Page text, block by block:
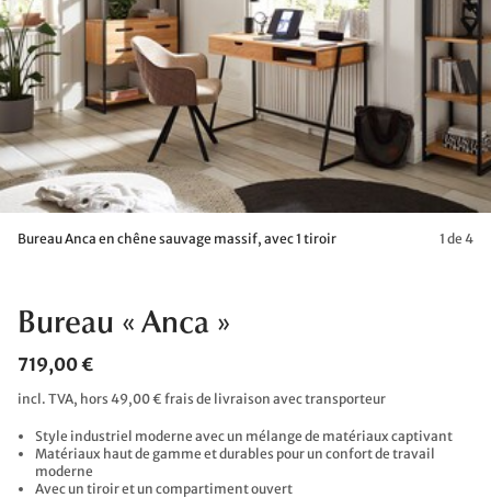
Bureau Anca en chêne sauvage massif, avec 1 tiroir 1 de 4
Bureau « Anca »
719,00 €
incl. TVA, hors 49,00 € frais de livraison avec transporteur
Style industriel moderne avec un mélange de matériaux captivant
Matériaux haut de gamme et durables pour un confort de travail
moderne
Avec un tiroir et un compartiment ouvert